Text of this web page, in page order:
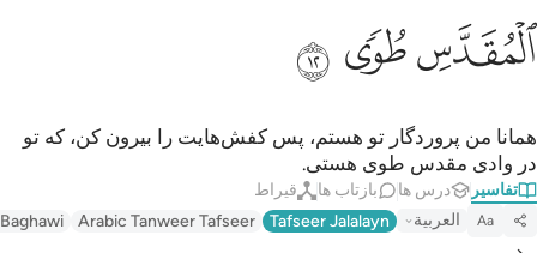
ﳁﳂ ﳃ
همانا من پروردگار تو هستم، پس کفش‌هایت را بیرون کن، که تو
در وادی مقدس طوی هستی.
تفاسیر درس ها بازتاب ها قیراط
Aa العربية Tafseer Jalalayn
Arabic Tanweer Tafseer